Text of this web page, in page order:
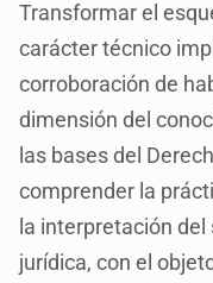
Transformar el
carácter técnico
corroboración de
dimensión del
las bases del
comprender la
la interpretación
jurídica, con el